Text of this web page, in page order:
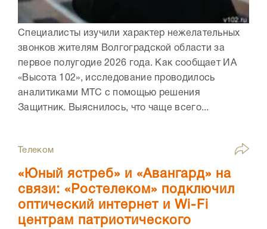
Специалисты изучили характер нежелательных
звонков жителям Волгоградской области за
первое полугодие 2026 года. Как сообщает ИА
«Высота 102», исследование проводилось
аналитиками МТС с помощью решения
Защитник. Выяснилось, что чаще всего...
Телеком
«Юный ястреб» и «Авангард» на
связи: «Ростелеком» подключил
оптический интернет и Wi-Fi
центрам патриотического